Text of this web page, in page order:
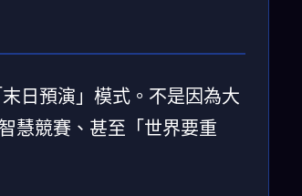
日預演」模式。不是因為大
慧競賽、甚至「世界要重